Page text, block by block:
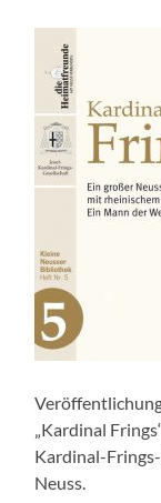
„Kardinal
Kardinal-
Neuss.